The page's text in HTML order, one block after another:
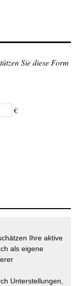
Sie diese Form
€
Ihre aktive
als eigene
Unterstellungen,